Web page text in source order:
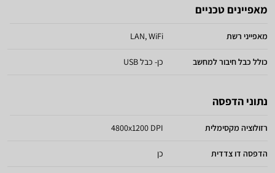
מאפיינים טכניים
מאפייני רשת LAN, WiFi
כולל כבל חיבור למחשב כן- כבל USB
נתוני הדפסה
רזולוציה מקסימלית 4800x1200 DPI
הדפסה דו צדדית כן